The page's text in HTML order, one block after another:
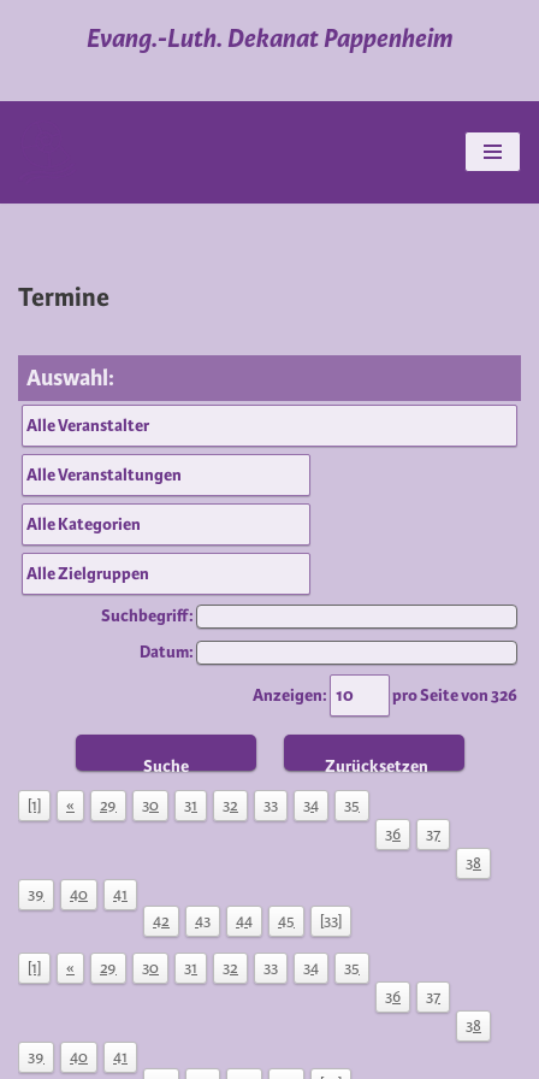
Evang.-Luth. Dekanat Pappenheim
Termine
Auswahl:
Suchbegriff:
Datum:
Anzeigen: pro Seite von326
Suche Zurücksetzen
[1] « 29 30 31 32 33 34
35
36
37
38
39
40
41
42
43 44 45 [33]
[1] « 29 30 31 32 33 34
35
36
37
38
39
40
41